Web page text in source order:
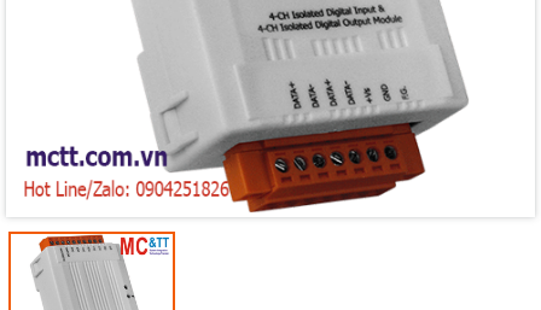
Ngày hết hạn:
Điều kiện: